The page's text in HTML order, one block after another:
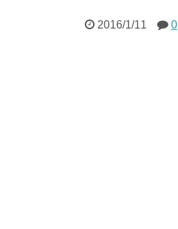
2016/1/11 0